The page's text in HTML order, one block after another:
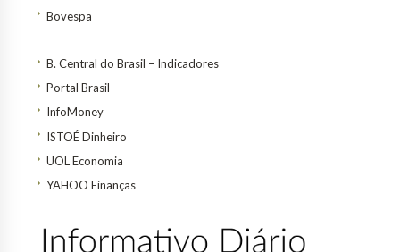
Bovespa
B. Central do Brasil – Indicadores
Portal Brasil
InfoMoney
ISTOÉ Dinheiro
UOL Economia
YAHOO Finanças